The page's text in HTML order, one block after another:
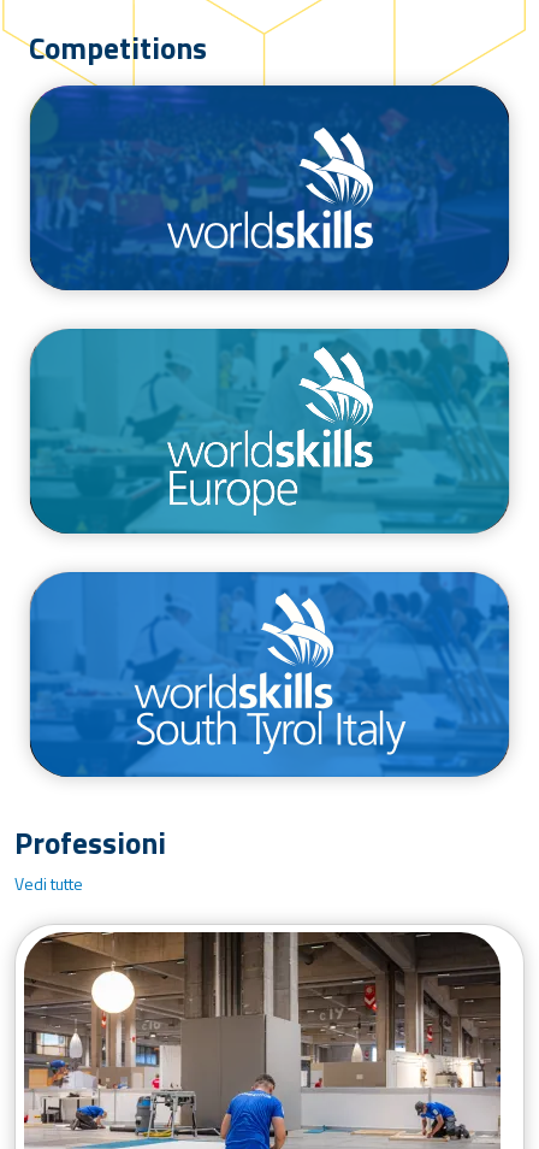
Competitions
/competizioni/euroskills
/competizioni/competizione-provinciale
Professioni
Vedi tutte